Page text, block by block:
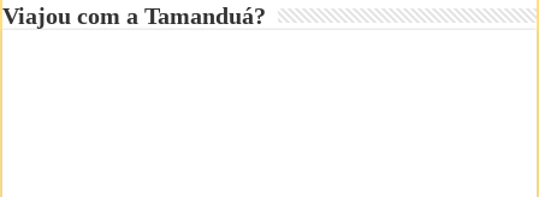
Viajou com a Tamanduá?